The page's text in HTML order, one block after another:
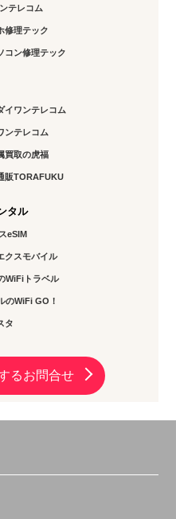
テレコム
修理テック
コン修理テック
イワンテレコム
ンテレコム
買取の虎福
販TORAFUKU
タル
eSIM
クスモバイル
WiFiトラベル
のWiFi GO！
タ
るお問合せ